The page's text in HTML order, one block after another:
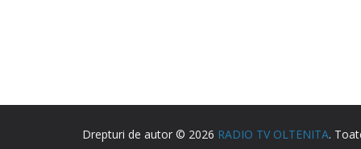
Drepturi de autor © 2026 RADIO TV OLTENITA.